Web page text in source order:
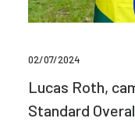
02/07/2024
Lucas Roth,
Standard